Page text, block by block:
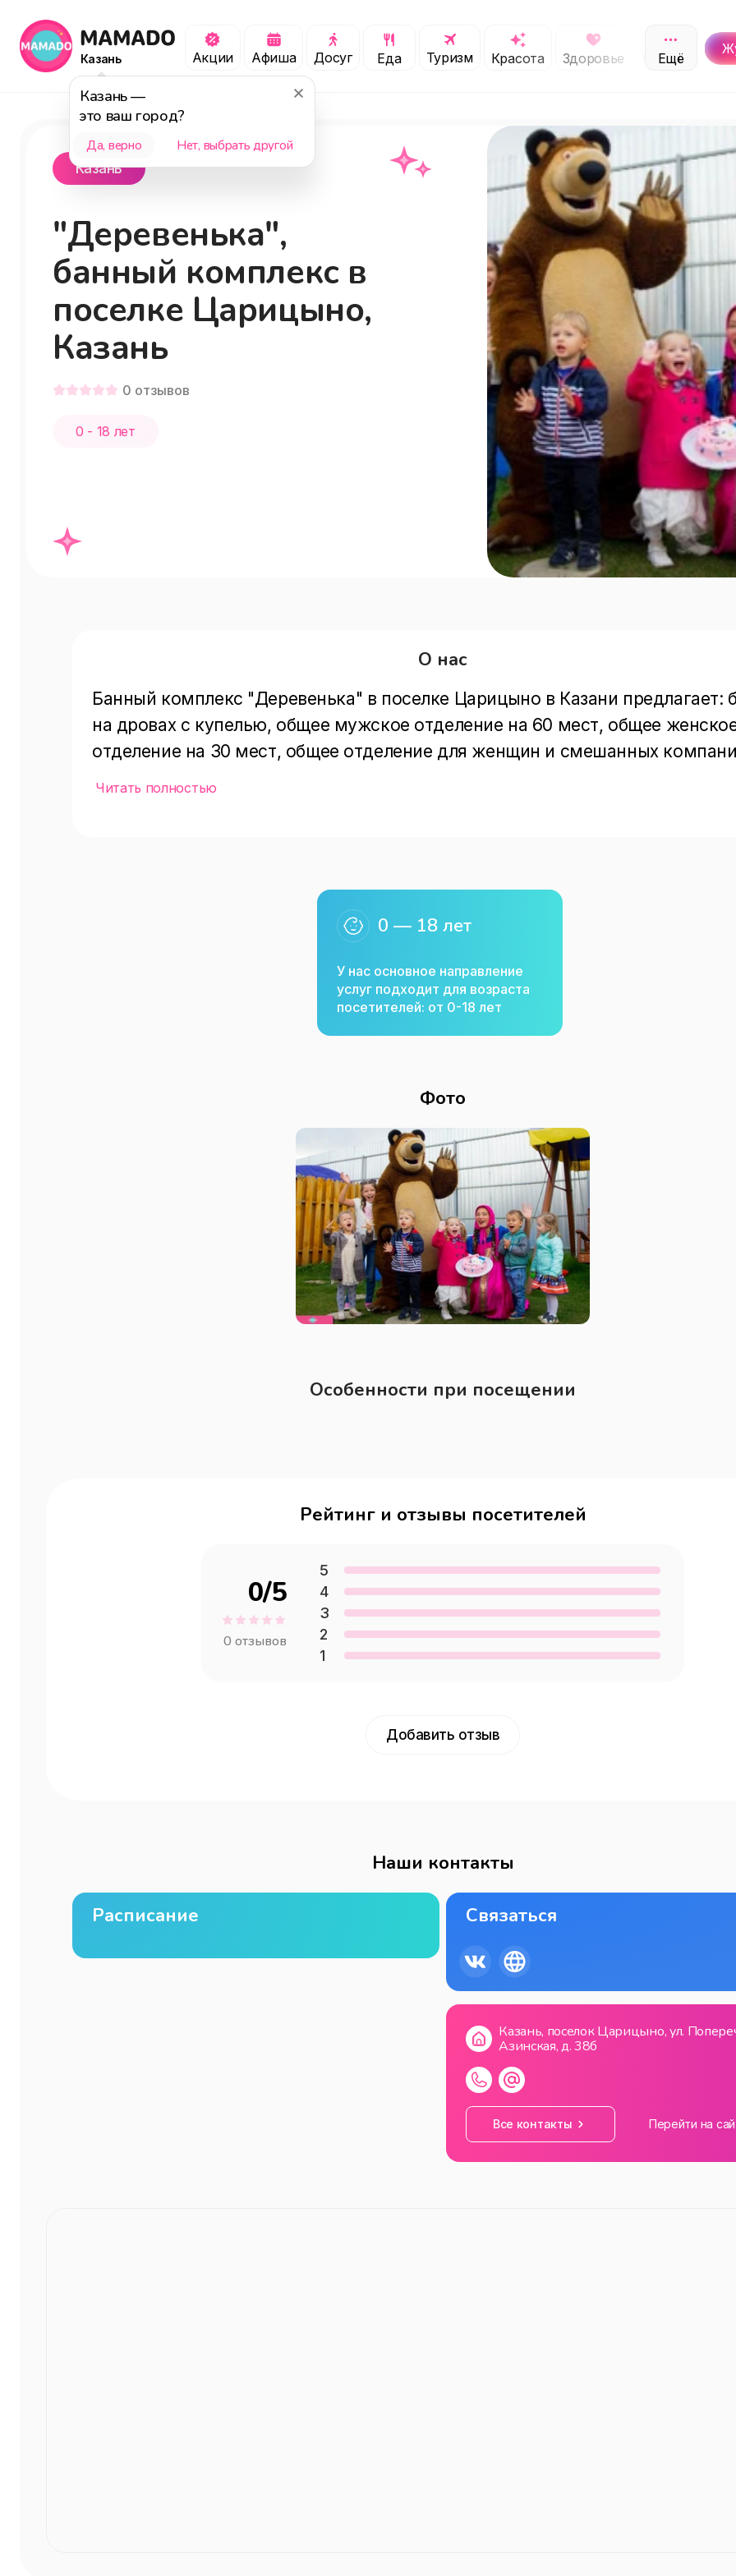
Казань
Казань—
это ваш город?
Да, верно Нет, выбрать другой
Акции Афиша Досуг Еда Туризм Красота Здоровье Обучение
Ещё
Казань
"Деревенька",
банный комплекс в
поселке Царицыно,
Казань
0 отзывов
0 - 18 лет
О нас
Банный комплекс "Деревенька" в поселке Царицыно в Казани предлагает:
на дровах с купелью, общее мужское отделение на 60 мест, общее
отделение на 30 мест, общее отделение для женщин и смешанных
30 мест, отдельные номера (до 6 человек), гостевые дома с баней и
Читать полностью
0 — 18 лет
У нас основное направление
услуг подходит для возраста
посетителей: от 0-18 лет
Фото
Особенности при посещении
Рейтинг и отзывы посетителей
0/5
0 отзывов
5
4
3
2
1
Добавить отзыв
Наши контакты
Расписание Связаться
Казань, поселок Царицыно, ул.
Азинская, д. 38б
Все контакты Перейти на